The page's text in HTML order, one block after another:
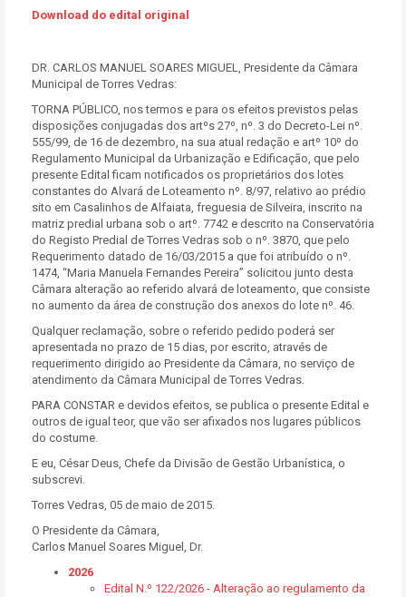
Download do edital original
DR. CARLOS MANUEL SOARES MIGUEL, Presidente da Câmara
Municipal de Torres Vedras:
TORNA PÚBLICO, nos termos e para os efeitos previstos pelas
disposições conjugadas dos artºs 27º, nº. 3 do Decreto-Lei nº.
555/99, de 16 de dezembro, na sua atual redação e artº 10º do
Regulamento Municipal da Urbanização e Edificação, que pelo
presente Edital ficam notificados os proprietários dos lotes
constantes do Alvará de Loteamento nº. 8/97, relativo ao prédio
sito em Casalinhos de Alfaiata, freguesia de Silveira, inscrito na
matriz predial urbana sob o artº. 7742 e descrito na Conservatória
do Registo Predial de Torres Vedras sob o nº. 3870, que pelo
Requerimento datado de 16/03/2015 a que foi atribuído o nº.
1474, “Maria Manuela Fernandes Pereira” solicitou junto desta
Câmara alteração ao referido alvará de loteamento, que consiste
no aumento da área de construção dos anexos do lote nº. 46.
Qualquer reclamação, sobre o referido pedido poderá ser
apresentada no prazo de 15 dias, por escrito, através de
requerimento dirigido ao Presidente da Câmara, no serviço de
atendimento da Câmara Municipal de Torres Vedras.
PARA CONSTAR e devidos efeitos, se publica o presente Edital e
outros de igual teor, que vão ser afixados nos lugares públicos
do costume.
E eu, César Deus, Chefe da Divisão de Gestão Urbanística, o
subscrevi.
Torres Vedras, 05 de maio de 2015.
O Presidente da Câmara,
Carlos Manuel Soares Miguel, Dr.
2026
Edital N.º 122/2026 - Alteração ao regulamento da